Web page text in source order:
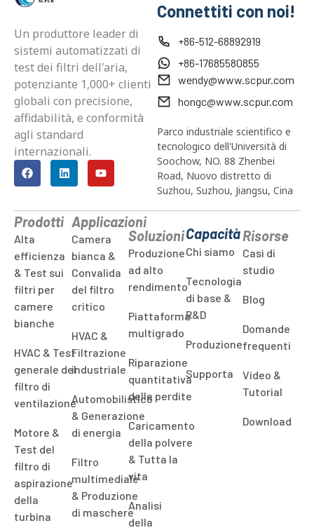
Un produttore leader di
sistemi automatizzati di
test dei filtri dell'aria,
potenziante 1,000+ clienti
globali con precisione,
affidabilità, e conformità
agli standard
internazionali.
Connettiti con noi!
+86-512-68892919
+86-17685580855
wendy@www.scpur.com
hongc@www.scpur.com
Parco industriale scientifico e
tecnologico dell'Università di
Soochow, NO. 88 Zhenbei
Road, Nuovo distretto di
Suzhou, Suzhou, Jiangsu, Cina
Prodotti
Alta
efficienza
& Test sui
filtri per
camere
bianche
HVAC & Test
generale del
filtro di
ventilazione
Motore &
Test del
filtro di
aspirazione
della
turbina
Applicazioni
Camera
bianca &
Convalida
del filtro
critico
HVAC &
Filtrazione
industriale
Automobilistico
& Generazione
di energia
Filtro
multimediale
& Produzione
di maschere
Soluzioni
Produzione
ad alto
rendimento
Piattaforma
multigrado
Riparazione
quantitativa
delle perdite
Caricamento
della polvere
& Tutta la
vita
Analisi
della
Capacità
Chi siamo
Tecnologia
di base &
R&D
Produzione
Supporta
Risorse
Casi di
studio
Blog
Domande
frequenti
Video &
Tutorial
Download